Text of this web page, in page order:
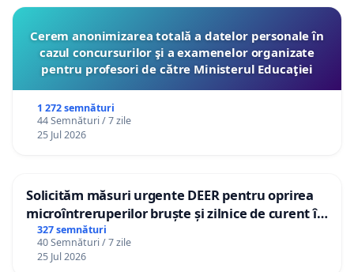
Cerem anonimizarea totală a datelor personale în
cazul concursurilor şi a examenelor organizate
pentru profesori de către Ministerul Educaţiei
1 272 semnături
44 Semnături / 7 zile
25 Jul 2026
Solicităm măsuri urgente DEER pentru oprirea
microîntreruperilor bruște și zilnice de curent în
Sâncraiu de Mureș și Nazna
327 semnături
40 Semnături / 7 zile
25 Jul 2026